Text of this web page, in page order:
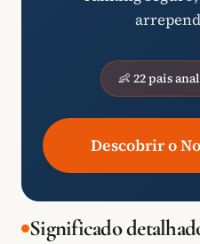
👶 22 pais
Descobrir o
Significado